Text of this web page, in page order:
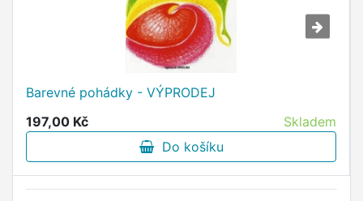
Barevné pohádky - VÝPRODEJ
197,00 Kč
Skladem
Do košíku